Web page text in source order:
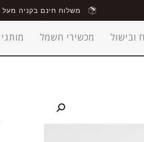
משלוח חינם בקניה מעל 199 ש"ח
ובישול מכשירי חשמל